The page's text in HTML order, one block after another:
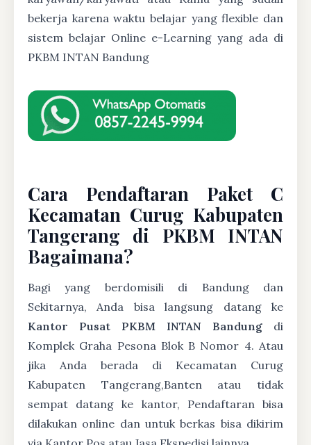
bekerja karena waktu belajar yang flexible dan
sistem belajar Online e-Learning yang ada di
PKBM INTAN Bandung
Cara Pendaftaran Paket C
Kecamatan Curug Kabupaten
Tangerang di PKBM INTAN
Bagaimana?
Bagi yang berdomisili di Bandung dan
Sekitarnya, Anda bisa langsung datang ke
Kantor Pusat PKBM INTAN Bandung di
Komplek Graha Pesona Blok B Nomor 4. Atau
jika Anda berada di Kecamatan Curug
Kabupaten Tangerang,Banten atau tidak
sempat datang ke kantor, Pendaftaran bisa
dilakukan online dan untuk berkas bisa dikirim